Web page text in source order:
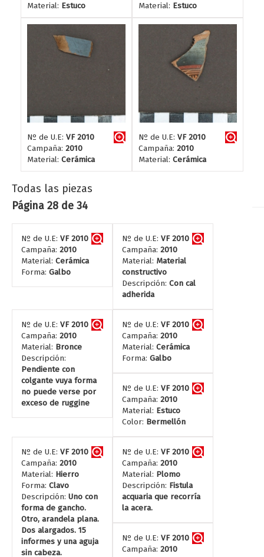
Material: Estuco
Material: Estuco
Nº de U.E: VF 2010
Campaña: 2010
Material: Cerámica
Nº de U.E: VF 2010
Campaña: 2010
Material: Cerámica
Todas las piezas
Página 28 de 34
Nº de U.E: VF 2010
Campaña: 2010
Material: Cerámica
Forma: Galbo
Nº de U.E: VF 2010
Campaña: 2010
Material: Material
constructivo
Descripción: Con cal
adherida
Nº de U.E: VF 2010
Campaña: 2010
Material: Bronce
Descripción:
Pendiente con
colgante vuya forma
no puede verse por
exceso de ruggine
Nº de U.E: VF 2010
Campaña: 2010
Material: Cerámica
Forma: Galbo
Nº de U.E: VF 2010
Campaña: 2010
Material: Estuco
Color: Bermellón
Nº de U.E: VF 2010
Campaña: 2010
Material: Hierro
Forma: Clavo
Descripción: Uno con
forma de gancho.
Otro, arandela plana.
Dos alargados. 15
informes y una aguja
sin cabeza.
Nº de U.E: VF 2010
Campaña: 2010
Material: Plomo
Descripción: Fistula
acquaria que recorría
la acera.
Nº de U.E: VF 2010
Campaña: 2010